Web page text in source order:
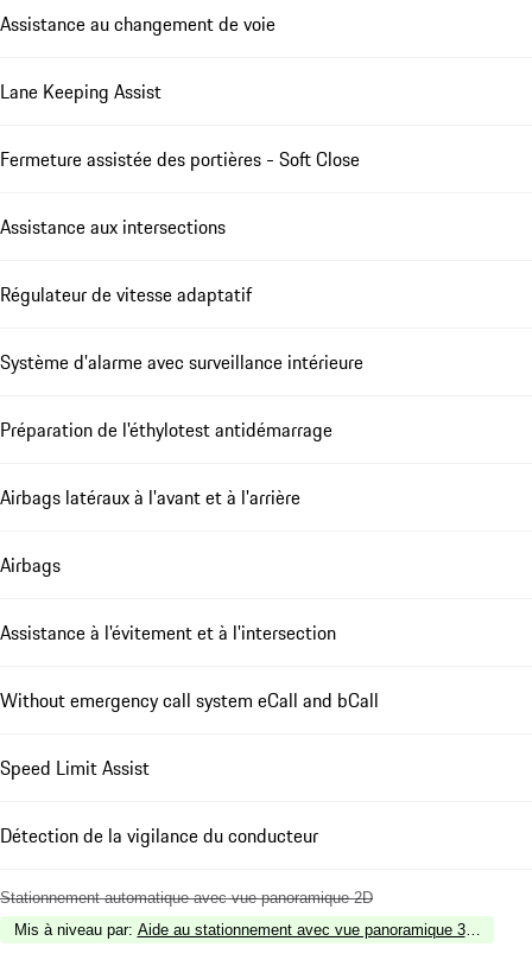
Assistance au changement de voie
Lane Keeping Assist
Fermeture assistée des portières - Soft Close
Assistance aux intersections
Régulateur de vitesse adaptatif
Système d'alarme avec surveillance intérieure
Préparation de l'éthylotest antidémarrage
Airbags latéraux à l'avant et à l'arrière
Airbags
Assistance à l'évitement et à l'intersection
Without emergency call system eCall and bCall
Speed Limit Assist
Détection de la vigilance du conducteur
Stationnement automatique avec vue panoramique 2D
Mis à niveau par: Aide au stationnement avec vue panoramique 3D et